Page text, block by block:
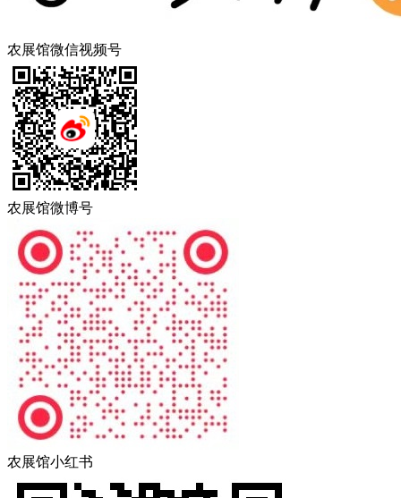
农展馆微信视频号
农展馆微博号
农展馆小红书